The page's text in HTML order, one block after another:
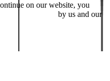
on our website, you
by us and our